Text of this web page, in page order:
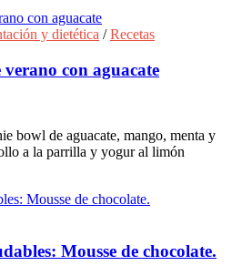
y dietética /Recetas
verano con aguacate
bowl de aguacate, mango, menta y
a la parrilla y yogur al limón
Mousse de chocolate.